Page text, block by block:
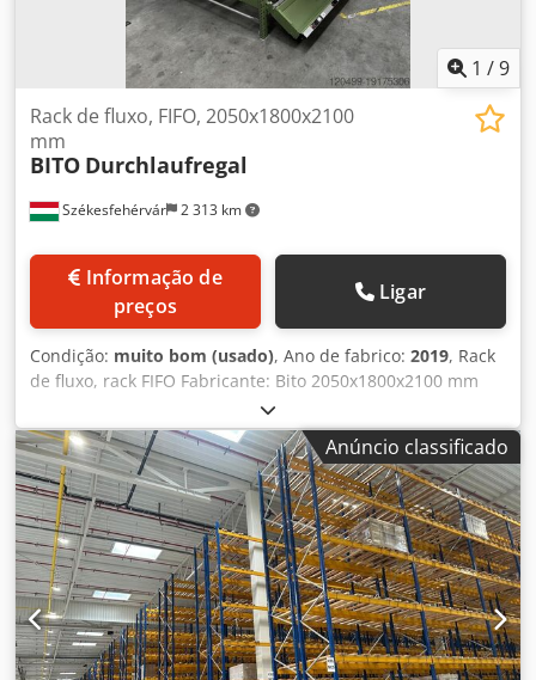
1 /9
Székesfehérvár 2 313 km
Rack de fluxo, FIFO, 2050x1800x2100
mm
BITO Durchlaufregal
preços
Ligar
Condição: muito bom (usado), Ano de fabrico: 2019, Rack
de fluxo, rack FIFO Fabricante: Bito 2050x1800x2100 mm
Temos vários quadros de fluxo: - direto - direto/iniciado -
dobrado Os racks de fluxo são divididos em níveis de fluxo
ligeiramente inclinados e são projetados para o
fornecimento de mercadorias de acordo com o princípio
FIFO (primeiro a entrar, primeiro a sair). As prateleiras são
abastecidas na parte de trás e as mercadorias correm em
rolos de plástico para o lado oposto, de onde podem ser
removidas quando necessário. Cjdewlg Rmspfx Amverf
Vantagens: permite alto desempenho de coleta evita
tempos de inatividade por falta de suprimentos ideal para
mercadorias de movimentação rápida e média frequência
Anúncio classificado